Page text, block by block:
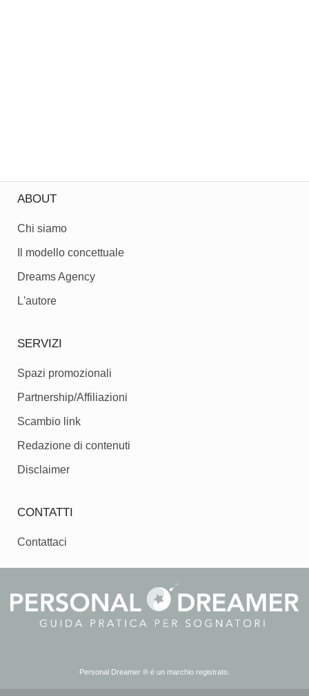
ABOUT
Chi siamo
Il modello concettuale
Dreams Agency
L'autore
SERVIZI
Spazi promozionali
Partnership/Affiliazioni
Scambio link
Redazione di contenuti
Disclaimer
CONTATTI
Contattaci
Personal Dreamer ® è un marchio registrato.